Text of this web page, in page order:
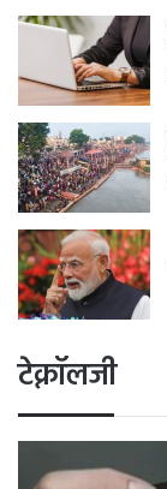
टेक्नॉलजी